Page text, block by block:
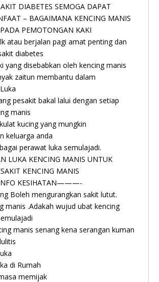
DIABETES SEMOGA DAPAT
– BAGAIMANA KENCING MANIS
PEMOTONGAN KAKI
atau berjalan pagi amat penting dan
diabetes
yang disebabkan oleh kencing manis
zaitun membantu dalam
pesakit bakal lalui dengan setiap
manis
kucing yang mungkin
keluarga anda
perawat luka semulajadi.
LUKA KENCING MANIS UNTUK
KENCING MANIS
KESIHATAN———-
Boleh mengurangkan sakit lutut.
manis .Adakah wujud ubat kencing
manis senang kena serangan kuman
di Rumah
memijak